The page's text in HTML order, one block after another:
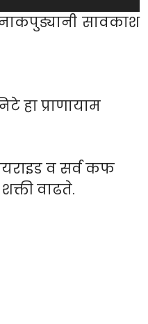
सावकाश
हा प्राणायाम
व सर्व कफ
वाढते.